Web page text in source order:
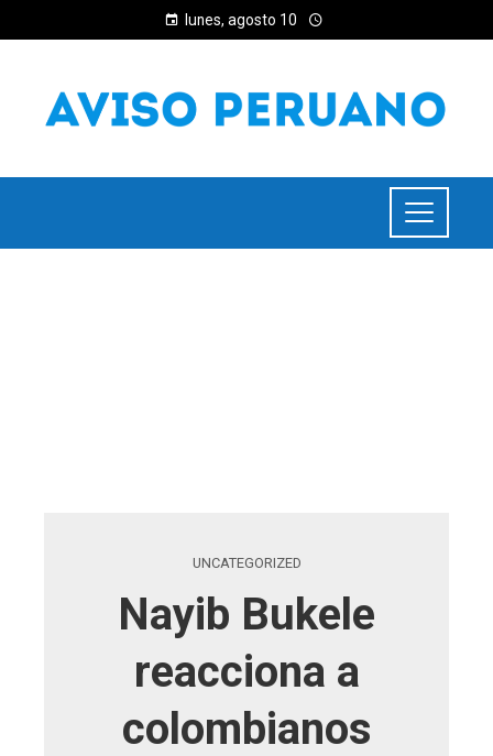
lunes, agosto 10
UNCATEGORIZED
Nayib Bukele
reacciona a
colombianos